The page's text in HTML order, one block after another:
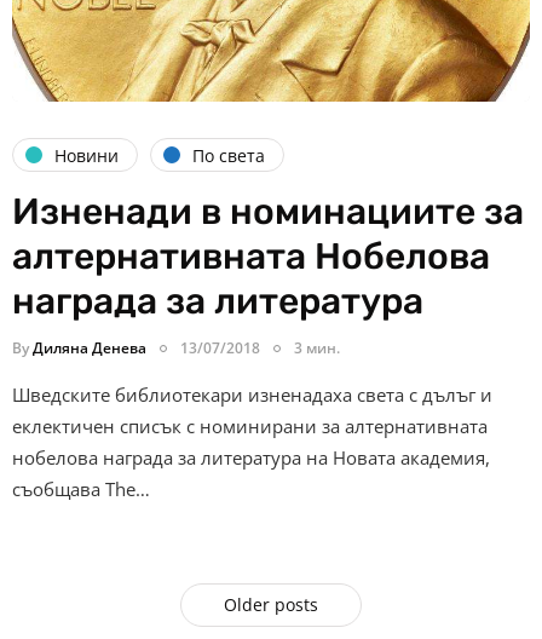
Новини По света
Изненади в номинациите за
алтернативната Нобелова
награда за литература
ByДиляна Денева 13/07/2018 3 мин.
Шведските библиотекари изненадаха света с дълъг и
еклектичен списък с номинирани за алтернативната
нобелова награда за литература на Новата академия,
съобщава The…
Older posts